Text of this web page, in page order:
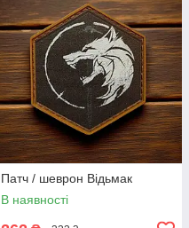
Патч / шеврон Відьмак
В наявності